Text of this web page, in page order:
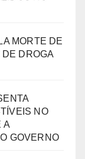
MORTE DE
DROGA
NO
A
GOVERNO